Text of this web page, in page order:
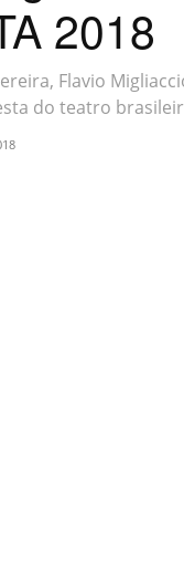
2018
Flavio
do teatro